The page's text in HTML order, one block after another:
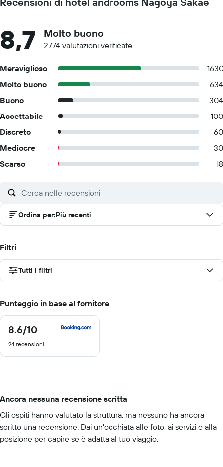
8,7 Molto buono
2774 valutazioni verificate
Meraviglioso
1630
Molto buono
634
Buono
304
Accettabile
100
Discreto
60
Mediocre
30
Scarso
18
Ordina per:Più recenti
Filtri
Tutti i filtri
Punteggio in base al fornitore
8.6/10
8.6
10
24 recensioni
Ancora nessuna recensione scritta
Gli ospiti hanno valutato la struttura, ma nessuno ha ancora
scritto una recensione. Dai un'occhiata alle foto, ai servizi e alla
posizione per capire se è adatta al tuo viaggio.